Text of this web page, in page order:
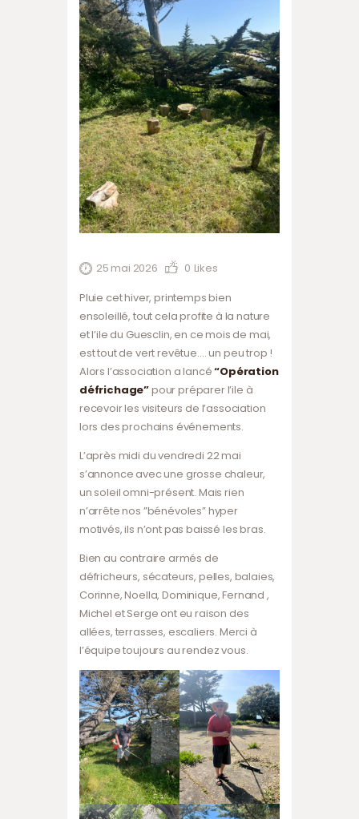
25 mai 2026 0 Likes
Pluie cet hiver, printemps bien
ensoleillé, tout cela profite à la nature
et l’ile du Guesclin, en ce mois de mai,
est tout de vert revêtue…. un peu trop !
Alors l’association a lancé“Opération
défrichage”pour préparer l’ile à
recevoir les visiteurs de l’association
lors des prochains événements.
L’après midi du vendredi 22 mai
s’annonce avec une grosse chaleur,
un soleil omni-présent. Mais rien
n’arrête nos ”bénévoles” hyper
motivés, ils n’ont pas baissé les bras.
Bien au contraire armés de
défricheurs, sécateurs, pelles, balaies,
Corinne, Noella, Dominique, Fernand ,
Michel et Serge ont eu raison des
allées, terrasses, escaliers. Merci à
l’équipe toujours au rendez vous.